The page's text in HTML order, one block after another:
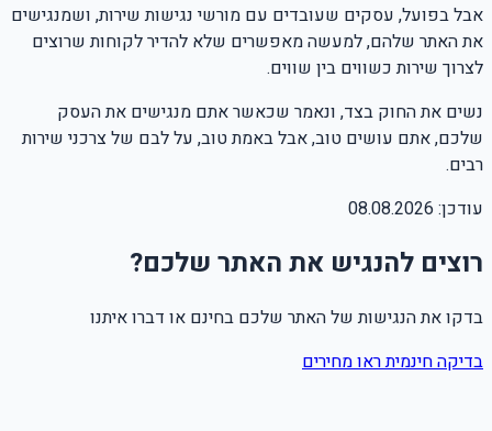
אבל בפועל, עסקים שעובדים עם מורשי נגישות שירות, ושמנגישים
את האתר שלהם, למעשה מאפשרים שלא להדיר לקוחות שרוצים
לצרוך שירות כשווים בין שווים.
נשים את החוק בצד, ונאמר שכאשר אתם מנגישים את העסק
שלכם, אתם עושים טוב, אבל באמת טוב, על לבם של צרכני שירות
רבים.
עודכן: 08.08.2026
רוצים להנגיש את האתר שלכם?
בדקו את הנגישות של האתר שלכם בחינם או דברו איתנו
בדיקה חינמיתראו מחירים